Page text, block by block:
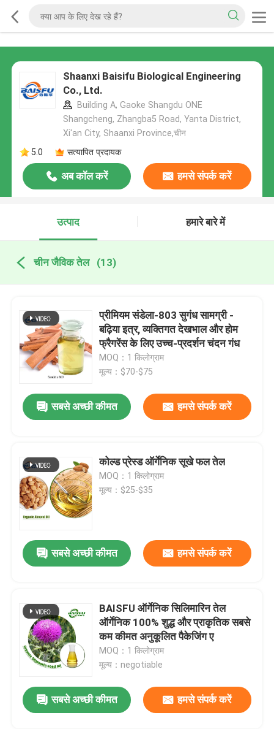
Shaanxi Baisifu Biological Engineering
Co., Ltd.
Building A, Gaoke Shangdu ONE
Shangcheng, Zhangba5 Road, Yanta District,
Xi'an City, Shaanxi Province,चीन
5.0
सत्यापित प्रदायक
अब कॉल करें हमसे संपर्क करें
उत्पाद हमारे बारे में
चीन जैविक तेल (13)
प्रीमियम संडेला-803 सुगंध सामग्री -
बढ़िया इत्र, व्यक्तिगत देखभाल और होम
फ्रैगरेंस के लिए उच्च-प्रदर्शन चंदन गंध
MOQ：1 किलोग्राम
मूल्य：$70-$75
सबसे अच्छी कीमत हमसे संपर्क करें
कोल्ड प्रेस्ड ऑर्गेनिक सूखे फल तेल
MOQ：1 किलोग्राम
मूल्य：$25-$35
सबसे अच्छी कीमत हमसे संपर्क करें
BAISFU ऑर्गेनिक सिलिमारिन तेल
ऑर्गेनिक 100% शुद्ध और प्राकृतिक सबसे
कम कीमत अनुकूलित पैकेजिंग ए
MOQ：1 किलोग्राम
मूल्य：negotiable
सबसे अच्छी कीमत हमसे संपर्क करें